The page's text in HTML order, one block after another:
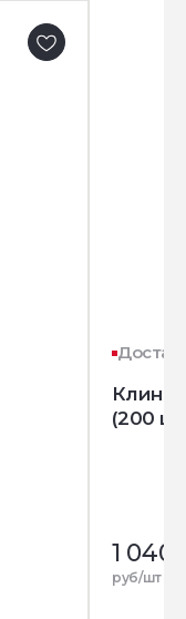
Клин
(200
1 040
руб/шт